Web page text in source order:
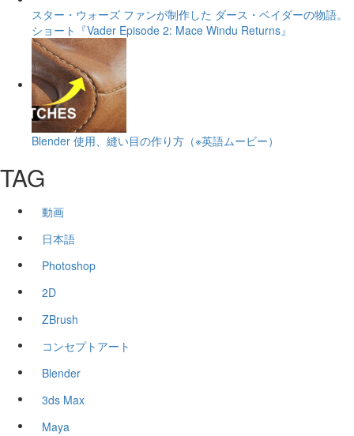
スター・ウォーズ ファンが制作した ダース・ベイダーの物語。
ショート『Vader Episode 2: Mace Windu Returns』
Blender 使用、縫い目の作り方（※英語ムービー）
TAG
動画
日本語
Photoshop
2D
ZBrush
コンセプトアート
Blender
3ds Max
Maya